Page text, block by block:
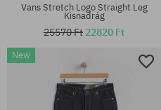
Elérhető méretek:
Vans Stretch Logo Straight Leg
Kisnadrág
25570 Ft 22820 Ft
New